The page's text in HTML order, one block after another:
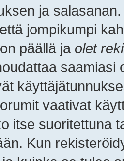
ja
jompikumpi
päällä ja olet
saamiasi
vaativat
itse suoritettuna
Kun